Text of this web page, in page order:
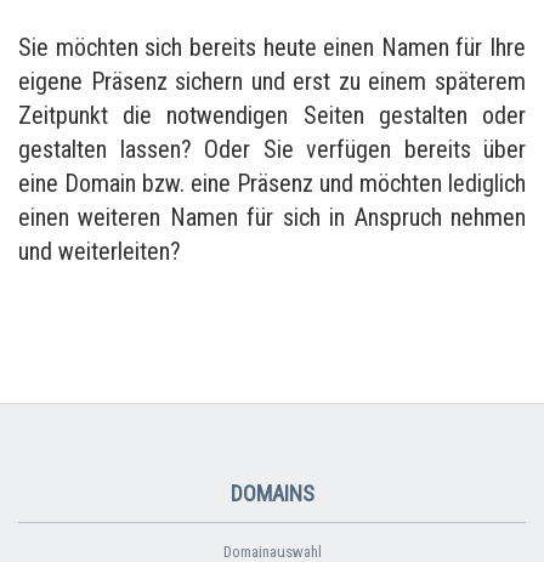
Sie möchten sich bereits heute einen Namen für Ihre
eigene Präsenz sichern und erst zu einem späterem
Zeitpunkt die notwendigen Seiten gestalten oder
gestalten lassen? Oder Sie verfügen bereits über
eine Domain bzw. eine Präsenz und möchten lediglich
einen weiteren Namen für sich in Anspruch nehmen
und weiterleiten?
DOMAINS
Domainauswahl